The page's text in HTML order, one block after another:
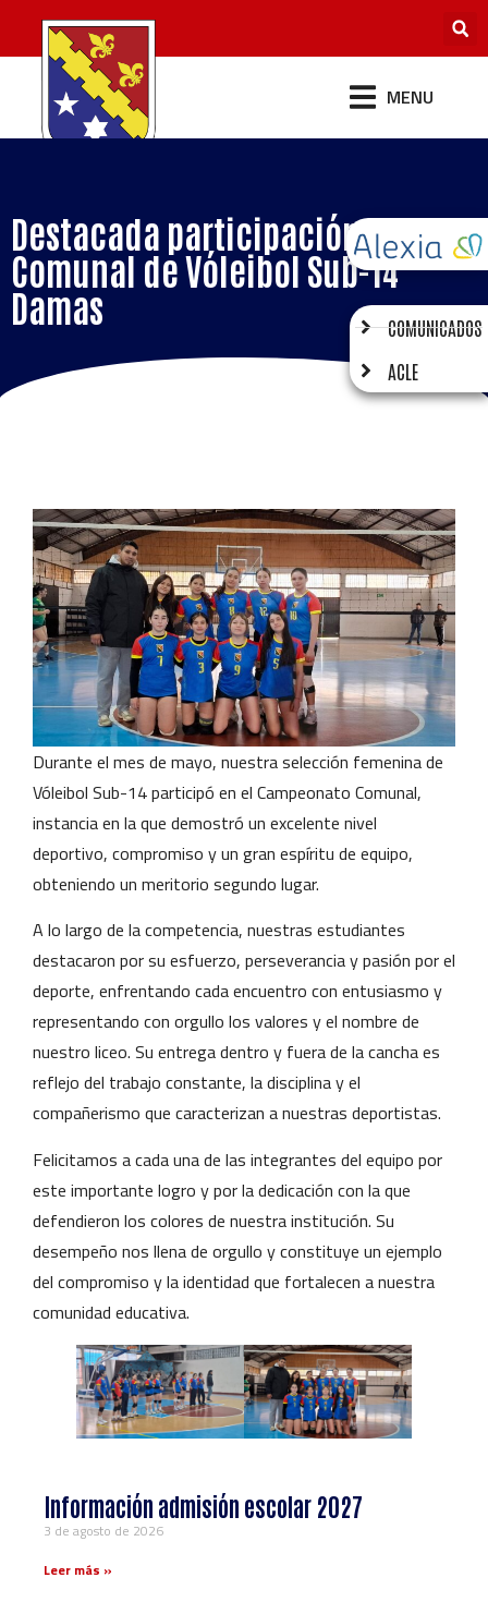
MENU
COMUNICADOS
ACLE
Destacada participación en el
Comunal de Vóleibol Sub-14
Damas
Durante el mes de mayo, nuestra selección femenina de
Vóleibol Sub-14 participó en el Campeonato Comunal,
instancia en la que demostró un excelente nivel
deportivo, compromiso y un gran espíritu de equipo,
obteniendo un meritorio segundo lugar.
A lo largo de la competencia, nuestras estudiantes
destacaron por su esfuerzo, perseverancia y pasión por el
deporte, enfrentando cada encuentro con entusiasmo y
representando con orgullo los valores y el nombre de
nuestro liceo. Su entrega dentro y fuera de la cancha es
reflejo del trabajo constante, la disciplina y el
compañerismo que caracterizan a nuestras deportistas.
Felicitamos a cada una de las integrantes del equipo por
este importante logro y por la dedicación con la que
defendieron los colores de nuestra institución. Su
desempeño nos llena de orgullo y constituye un ejemplo
del compromiso y la identidad que fortalecen a nuestra
comunidad educativa.
Información admisión escolar 2027
3 de agosto de 2026
Leer más »